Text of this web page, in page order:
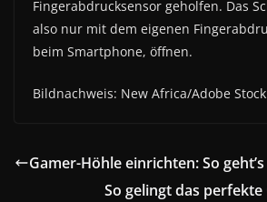
Fingerabdrucksensor geholfen. Das
also nur mit dem eigenen
beim Smartphone, öffnen.
Bildnachweis: New Africa/Adobe Stock
Gamer-Höhle einrichten: So geht’s
So gelingt das